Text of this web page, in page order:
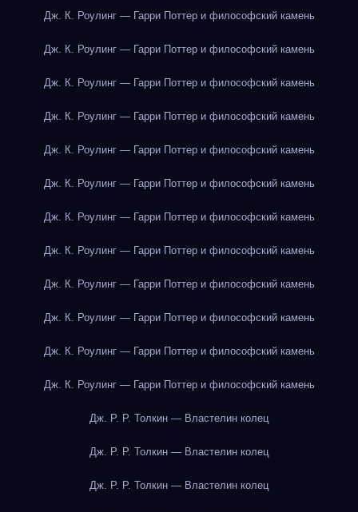
Дж. К. Роулинг — Гарри Поттер и философский камень
Дж. К. Роулинг — Гарри Поттер и философский камень
Дж. К. Роулинг — Гарри Поттер и философский камень
Дж. К. Роулинг — Гарри Поттер и философский камень
Дж. К. Роулинг — Гарри Поттер и философский камень
Дж. К. Роулинг — Гарри Поттер и философский камень
Дж. К. Роулинг — Гарри Поттер и философский камень
Дж. К. Роулинг — Гарри Поттер и философский камень
Дж. К. Роулинг — Гарри Поттер и философский камень
Дж. К. Роулинг — Гарри Поттер и философский камень
Дж. К. Роулинг — Гарри Поттер и философский камень
Дж. К. Роулинг — Гарри Поттер и философский камень
Дж. Р. Р. Толкин — Властелин колец
Дж. Р. Р. Толкин — Властелин колец
Дж. Р. Р. Толкин — Властелин колец